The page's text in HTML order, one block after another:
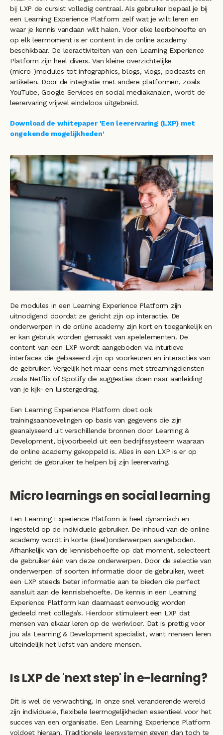
bij LXP de cursist volledig centraal. Als gebruiker bepaal je bij
een Learning Experience Platform zelf wat je wilt leren en
waar je kennis vandaan wilt halen. Voor elke leerbehoefte en
op elk leermoment is er content in de online academy
beschikbaar. De leeractiviteiten van een Learning Experience
Platform zijn heel divers. Van kleine overzichtelijke
(micro-)modules tot infographics, blogs, vlogs, podcasts en
artikelen. Door de integratie met andere platformen, zoals
YouTube, Google Services en social mediakanalen, wordt de
leerervaring vrijwel eindeloos uitgebreid.
Download de whitepaper 'Een leerervaring (LXP) met
ongekende mogelijkheden'
De modules in een Learning Experience Platform zijn
uitnodigend doordat ze gericht zijn op interactie. De
onderwerpen in de online academy zijn kort en toegankelijk en
er kan gebruik worden gemaakt van spelelementen. De
content van een LXP wordt aangeboden via intuïtieve
interfaces die gebaseerd zijn op voorkeuren en interacties van
de gebruiker. Vergelijk het maar eens met streamingdiensten
zoals Netflix of Spotify die suggesties doen naar aanleiding
van je kijk- en luistergedrag.
Een Learning Experience Platform doet ook
trainingsaanbevelingen op basis van gegevens die zijn
geanalyseerd uit verschillende bronnen door Learning &
Development, bijvoorbeeld uit een bedrijfssysteem waaraan
de online academy gekoppeld is. Alles in een LXP is er op
gericht de gebruiker te helpen bij zijn leerervaring.
Micro learnings en social learning
Een Learning Experience Platform is heel dynamisch en
ingesteld op de individuele gebruiker. De inhoud van de online
academy wordt in korte (deel)onderwerpen aangeboden.
Afhankelijk van de kennisbehoefte op dat moment, selecteert
de gebruiker één van deze onderwerpen. Door de selectie van
onderwerpen of soorten informatie door de gebruiker, weet
een LXP steeds beter informatie aan te bieden die perfect
aansluit aan de kennisbehoefte. De kennis in een Learning
Experience Platform kan daarnaast eenvoudig worden
gedeeld met collega’s. Hierdoor stimuleert een LXP dat
mensen van elkaar leren op de werkvloer. Dat is prettig voor
jou als Learning & Development specialist, want mensen leren
uiteindelijk het liefst van andere mensen.
Is LXP de 'next step' in e-learning?
Dit is wel de verwachting. In onze snel veranderende wereld
zijn individuele, flexibele leermogelijkheden essentieel voor het
succes van een organisatie. Een Learning Experience Platform
voldoet hieraan. Traditionele leersystemen geven dan toch te